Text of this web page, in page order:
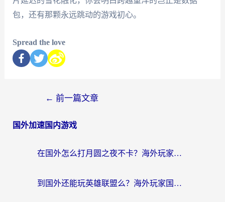
包，还有那颗永远跳动的游戏初心。
Spread the love
← 前一篇文章
国外加速国内游戏
在国外怎么打月圆之夜不卡？海外玩家国服游戏加速终极指南（附巴西英国游戏适配方案）
到国外还能玩英雄联盟么？海外玩家国服游戏畅玩终极指南